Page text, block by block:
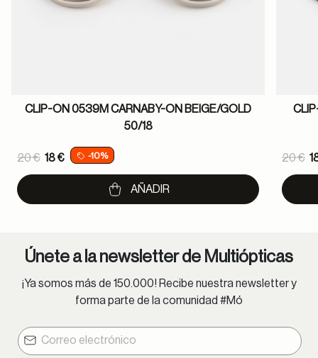
CLIP-ON 0539M CARNABY-ON BEIGE/GOLD
50/18
Price reduced from
20 €
to
18 € -10%
AÑADIR
20 €
to
Únete a la newsletter de Multiópticas
¡Ya somos más de 150.000! Recibe nuestra newsletter y
forma parte de la comunidad #Mó